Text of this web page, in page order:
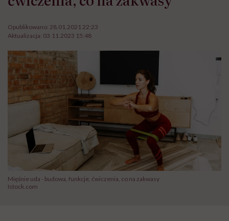
Opublikowano: 28.01.2021 22:23
Aktualizacja: 03.11.2023 15:48
Mięśnie uda - budowa, funkcje, ćwiczenia, co na zakwasy
Istock.com